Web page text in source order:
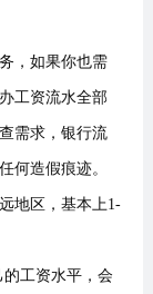
，如果你也需
工资流水全部
需求，银行流
何造假痕迹。
地区，基本上1-
工资水平，会